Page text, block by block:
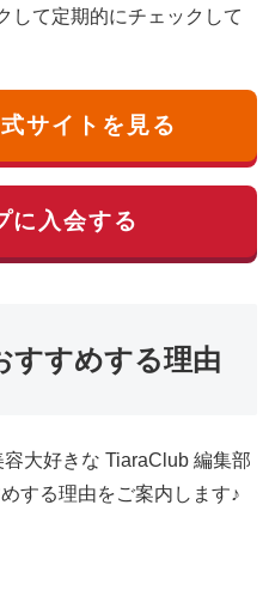
して定期的にチェックして
サイトを見る
に入会する
すすめする理由
大好きな TiaraClub 編集部
する理由をご案内します♪